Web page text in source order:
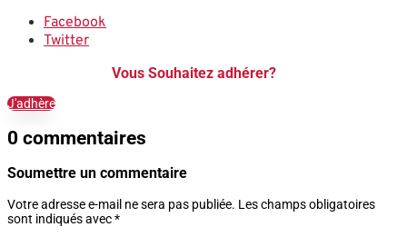
Facebook
Twitter
Vous Souhaitez adhérer?
J'adhère
0 commentaires
Soumettre un commentaire
Votre adresse e-mail ne sera pas publiée. Les champs obligatoires
sont indiqués avec*